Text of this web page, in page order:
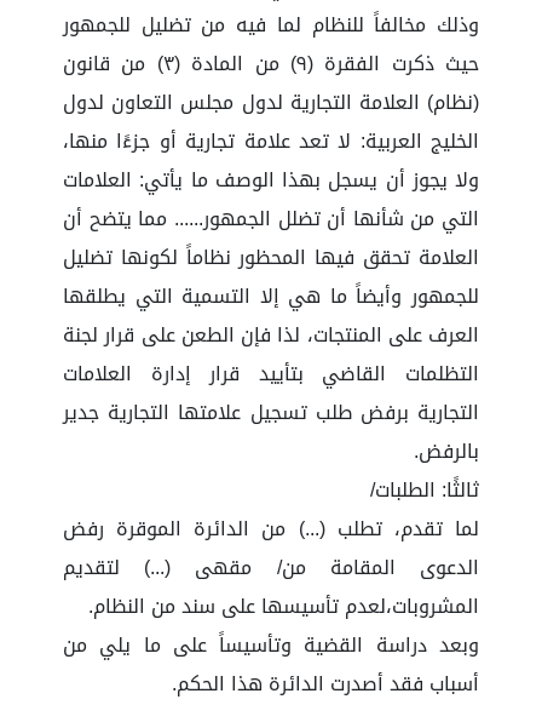
وذلك مخالفاً للنظام لما فيه من تضليل للجمهور
حيث ذكرت الفقرة (٩) من المادة (٣) من قانون
(نظام) العلامة التجارية لدول مجلس التعاون لدول
الخليج العربية: لا تعد علامة تجارية أو جزءًا منها،
ولا يجوز أن يسجل بهذا الوصف ما يأتي: العلامات
التي من شأنها أن تضلل الجمهور...... مما يتضح أن
العلامة تحقق فيها المحظور نظاماً لكونها تضليل
للجمهور وأيضاً ما هي إلا التسمية التي يطلقها
العرف على المنتجات، لذا فإن الطعن على قرار لجنة
التظلمات القاضي بتأييد قرار إدارة العلامات
التجارية برفض طلب تسجيل علامتها التجارية جدير
بالرفض.
ثالثًا: الطلبات/
لما تقدم، تطلب (...) من الدائرة الموقرة رفض
الدعوى المقامة من/ مقهى (...) لتقديم
المشروبات،لعدم تأسيسها على سند من النظام.
وبعد دراسة القضية وتأسيساً على ما يلي من
أسباب فقد أصدرت الدائرة هذا الحكم.